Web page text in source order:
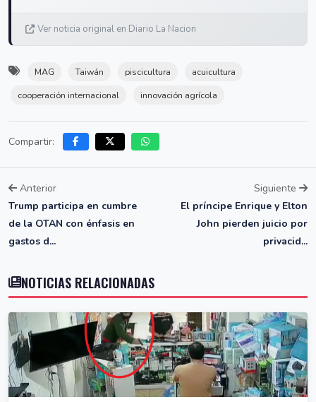
Ver noticia original en Diario La Nacion
MAG Taiwán piscicultura
acuicultura
cooperación internacional
innovación agrícola
Compartir:
Anterior
Trump participa en cumbre
de la OTAN con énfasis en
gastos d...
Siguiente
El príncipe Enrique y Elton
John pierden juicio por
privacid...
NOTICIAS RELACIONADAS